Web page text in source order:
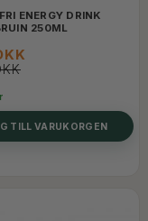
ENERGY DRINK
250ML
TILL VARUKORGEN